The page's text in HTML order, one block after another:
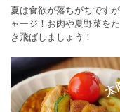
夏は食欲が落ちがちです
ャージ！お肉や夏野菜を
き飛ばしましょう！